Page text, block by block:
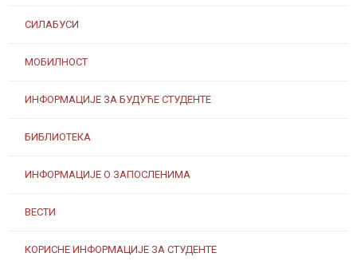
СИЛАБУСИ
МОБИЛНОСТ
ИНФОРМАЦИЈЕ ЗА БУДУЋЕ СТУДЕНТЕ
БИБЛИОТЕКА
ИНФОРМАЦИЈЕ О ЗАПОСЛЕНИМА
ВЕСТИ
КОРИСНЕ ИНФОРМАЦИЈЕ ЗА СТУДЕНТЕ